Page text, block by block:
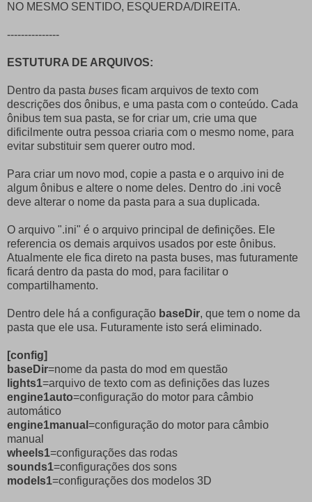
NO MESMO SENTIDO, ESQUERDA/DIREITA.
---------------
ESTUTURA DE ARQUIVOS:
Dentro da pasta buses ficam arquivos de texto com
descrições dos ônibus, e uma pasta com o conteúdo. Cada
ônibus tem sua pasta, se for criar um, crie uma que
dificilmente outra pessoa criaria com o mesmo nome, para
evitar substituir sem querer outro mod.
Para criar um novo mod, copie a pasta e o arquivo ini de
algum ônibus e altere o nome deles. Dentro do .ini você
deve alterar o nome da pasta para a sua duplicada.
O arquivo ".ini" é o arquivo principal de definições. Ele
referencia os demais arquivos usados por este ônibus.
Atualmente ele fica direto na pasta buses, mas futuramente
ficará dentro da pasta do mod, para facilitar o
compartilhamento.
Dentro dele há a configuração baseDir, que tem o nome da
pasta que ele usa. Futuramente isto será eliminado.
[config]
baseDir=nome da pasta do mod em questão
lights1=arquivo de texto com as definições das luzes
engine1auto=configuração do motor para câmbio
automático
engine1manual =configuração do motor para câmbio
manual
wheels1=configurações das rodas
sounds1=configurações dos sons
models1=configurações dos modelos 3D